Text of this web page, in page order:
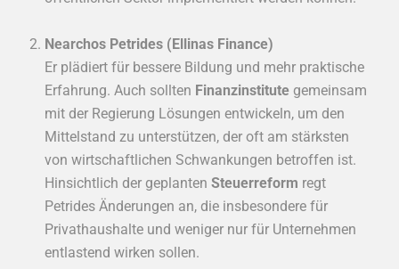
Nearchos Petrides (Ellinas Finance)
Er plädiert für bessere Bildung und mehr praktische
Erfahrung. Auch sollten Finanzinstitute gemeinsam
mit der Regierung Lösungen entwickeln, um den
Mittelstand zu unterstützen, der oft am stärksten
von wirtschaftlichen Schwankungen betroffen ist.
Hinsichtlich der geplanten Steuerreform regt
Petrides Änderungen an, die insbesondere für
Privathaushalte und weniger nur für Unternehmen
entlastend wirken sollen.